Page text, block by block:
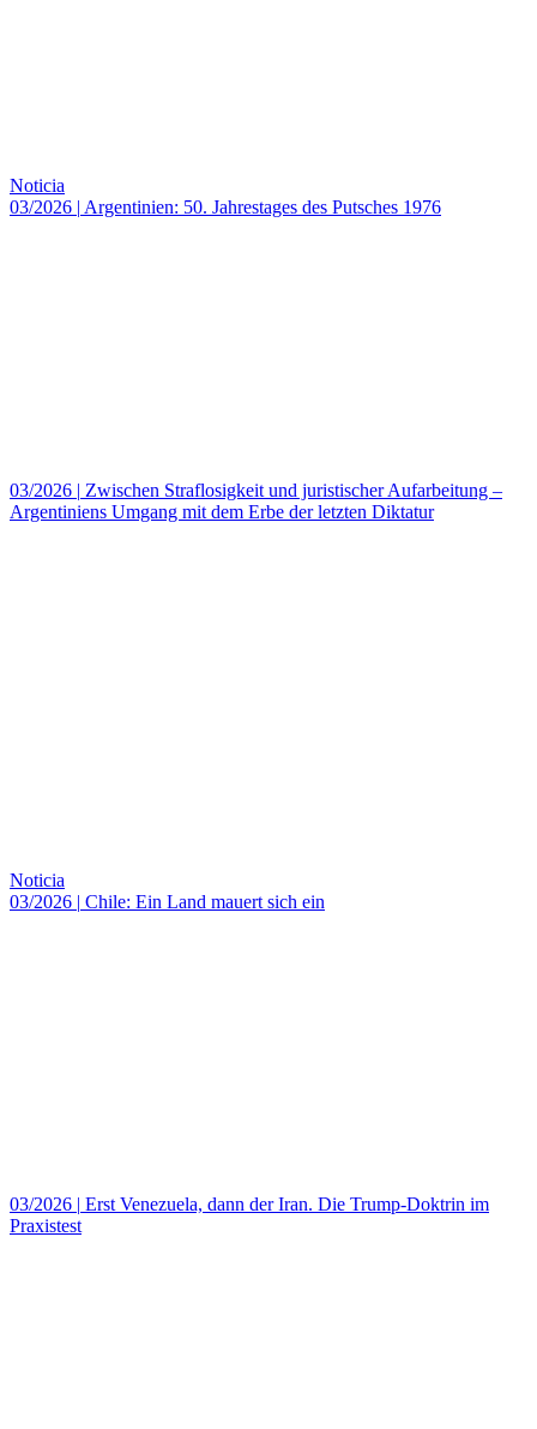
Noticia
03/2026 | Argentinien: 50. Jahrestages des Putsches 1976
03/2026 | Zwischen Straflosigkeit und juristischer Aufarbeitung –
Argentiniens Umgang mit dem Erbe der letzten Diktatur
Noticia
03/2026 | Chile: Ein Land mauert sich ein
03/2026 | Erst Venezuela, dann der Iran. Die Trump-Doktrin im
Praxistest